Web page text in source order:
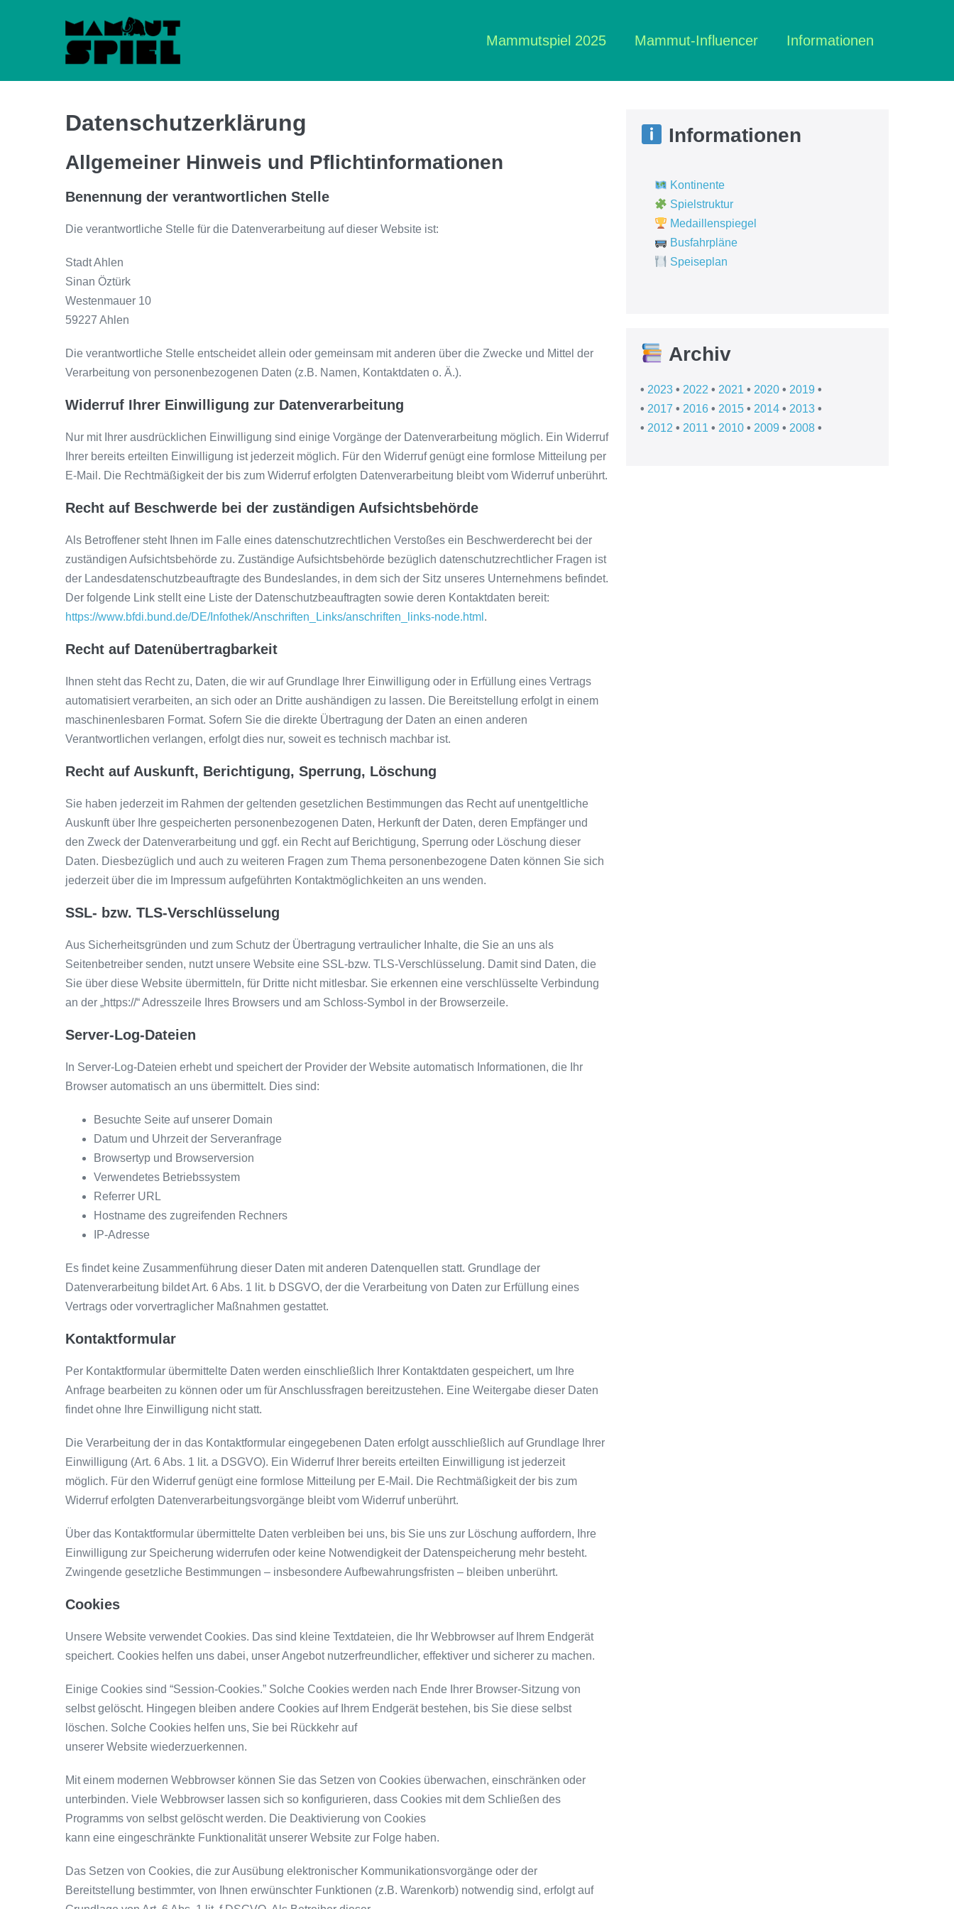
Mammutspiel 2025 Mammut-Influencer Informationen
Datenschutzerklärung
Allgemeiner Hinweis und Pflichtinformationen
Benennung der verantwortlichen Stelle
Die verantwortliche Stelle für die Datenverarbeitung auf dieser Website ist:
Stadt Ahlen
Sinan Öztürk
Westenmauer 10
59227 Ahlen
Die verantwortliche Stelle entscheidet allein oder gemeinsam mit anderen über die Zwecke und Mittel der
Verarbeitung von personenbezogenen Daten (z.B. Namen, Kontaktdaten o. Ä.).
Widerruf Ihrer Einwilligung zur Datenverarbeitung
Nur mit Ihrer ausdrücklichen Einwilligung sind einige Vorgänge der Datenverarbeitung möglich. Ein Widerruf
Ihrer bereits erteilten Einwilligung ist jederzeit möglich. Für den Widerruf genügt eine formlose Mitteilung per
E-Mail. Die Rechtmäßigkeit der bis zum Widerruf erfolgten Datenverarbeitung bleibt vom Widerruf unberührt.
Recht auf Beschwerde bei der zuständigen Aufsichtsbehörde
Als Betroffener steht Ihnen im Falle eines datenschutzrechtlichen Verstoßes ein Beschwerderecht bei der
zuständigen Aufsichtsbehörde zu. Zuständige Aufsichtsbehörde bezüglich datenschutzrechtlicher Fragen ist
der Landesdatenschutzbeauftragte des Bundeslandes, in dem sich der Sitz unseres Unternehmens befindet.
Der folgende Link stellt eine Liste der Datenschutzbeauftragten sowie deren Kontaktdaten bereit:
https://www.bfdi.bund.de/DE/Infothek/Anschriften_Links/anschriften_links-node.html .
Recht auf Datenübertragbarkeit
Ihnen steht das Recht zu, Daten, die wir auf Grundlage Ihrer Einwilligung oder in Erfüllung eines Vertrags
automatisiert verarbeiten, an sich oder an Dritte aushändigen zu lassen. Die Bereitstellung erfolgt in einem
maschinenlesbaren Format. Sofern Sie die direkte Übertragung der Daten an einen anderen
Verantwortlichen verlangen, erfolgt dies nur, soweit es technisch machbar ist.
Recht auf Auskunft, Berichtigung, Sperrung, Löschung
Sie haben jederzeit im Rahmen der geltenden gesetzlichen Bestimmungen das Recht auf unentgeltliche
Auskunft über Ihre gespeicherten personenbezogenen Daten, Herkunft der Daten, deren Empfänger und
den Zweck der Datenverarbeitung und ggf. ein Recht auf Berichtigung, Sperrung oder Löschung dieser
Daten. Diesbezüglich und auch zu weiteren Fragen zum Thema personenbezogene Daten können Sie sich
jederzeit über die im Impressum aufgeführten Kontaktmöglichkeiten an uns wenden.
SSL- bzw. TLS-Verschlüsselung
Aus Sicherheitsgründen und zum Schutz der Übertragung vertraulicher Inhalte, die Sie an uns als
Seitenbetreiber senden, nutzt unsere Website eine SSL-bzw. TLS-Verschlüsselung. Damit sind Daten, die
Sie über diese Website übermitteln, für Dritte nicht mitlesbar. Sie erkennen eine verschlüsselte Verbindung
an der „https://“ Adresszeile Ihres Browsers und am Schloss-Symbol in der Browserzeile.
Server-Log-Dateien
In Server-Log-Dateien erhebt und speichert der Provider der Website automatisch Informationen, die Ihr
Browser automatisch an uns übermittelt. Dies sind:
Besuchte Seite auf unserer Domain
Datum und Uhrzeit der Serveranfrage
Browsertyp und Browserversion
Verwendetes Betriebssystem
Referrer URL
Hostname des zugreifenden Rechners
IP-Adresse
Es findet keine Zusammenführung dieser Daten mit anderen Datenquellen statt. Grundlage der
Datenverarbeitung bildet Art. 6 Abs. 1 lit. b DSGVO, der die Verarbeitung von Daten zur Erfüllung eines
Vertrags oder vorvertraglicher Maßnahmen gestattet.
Kontaktformular
Per Kontaktformular übermittelte Daten werden einschließlich Ihrer Kontaktdaten gespeichert, um Ihre
Anfrage bearbeiten zu können oder um für Anschlussfragen bereitzustehen. Eine Weitergabe dieser Daten
findet ohne Ihre Einwilligung nicht statt.
Die Verarbeitung der in das Kontaktformular eingegebenen Daten erfolgt ausschließlich auf Grundlage Ihrer
Einwilligung (Art. 6 Abs. 1 lit. a DSGVO). Ein Widerruf Ihrer bereits erteilten Einwilligung ist jederzeit
möglich. Für den Widerruf genügt eine formlose Mitteilung per E-Mail. Die Rechtmäßigkeit der bis zum
Widerruf erfolgten Datenverarbeitungsvorgänge bleibt vom Widerruf unberührt.
Über das Kontaktformular übermittelte Daten verbleiben bei uns, bis Sie uns zur Löschung auffordern, Ihre
Einwilligung zur Speicherung widerrufen oder keine Notwendigkeit der Datenspeicherung mehr besteht.
Zwingende gesetzliche Bestimmungen – insbesondere Aufbewahrungsfristen – bleiben unberührt.
Cookies
Unsere Website verwendet Cookies. Das sind kleine Textdateien, die Ihr Webbrowser auf Ihrem Endgerät
speichert. Cookies helfen uns dabei, unser Angebot nutzerfreundlicher, effektiver und sicherer zu machen.
Einige Cookies sind “Session-Cookies.” Solche Cookies werden nach Ende Ihrer Browser-Sitzung von
selbst gelöscht. Hingegen bleiben andere Cookies auf Ihrem Endgerät bestehen, bis Sie diese selbst
löschen. Solche Cookies helfen uns, Sie bei Rückkehr auf
unserer Website wiederzuerkennen.
Mit einem modernen Webbrowser können Sie das Setzen von Cookies überwachen, einschränken oder
unterbinden. Viele Webbrowser lassen sich so konfigurieren, dass Cookies mit dem Schließen des
Programms von selbst gelöscht werden. Die Deaktivierung von Cookies
kann eine eingeschränkte Funktionalität unserer Website zur Folge haben.
Das Setzen von Cookies, die zur Ausübung elektronischer Kommunikationsvorgänge oder der
Bereitstellung bestimmter, von Ihnen erwünschter Funktionen (z.B. Warenkorb) notwendig sind, erfolgt auf
Informationen
Kontinente
Spielstruktur
Medaillenspiegel
Busfahrpläne
Speiseplan
Archiv
• 2023 • 2022 • 2021 • 2020 • 2019 •
• 2017 • 2016 • 2015 • 2014 • 2013 •
• 2012 • 2011 • 2010 • 2009 • 2008 •